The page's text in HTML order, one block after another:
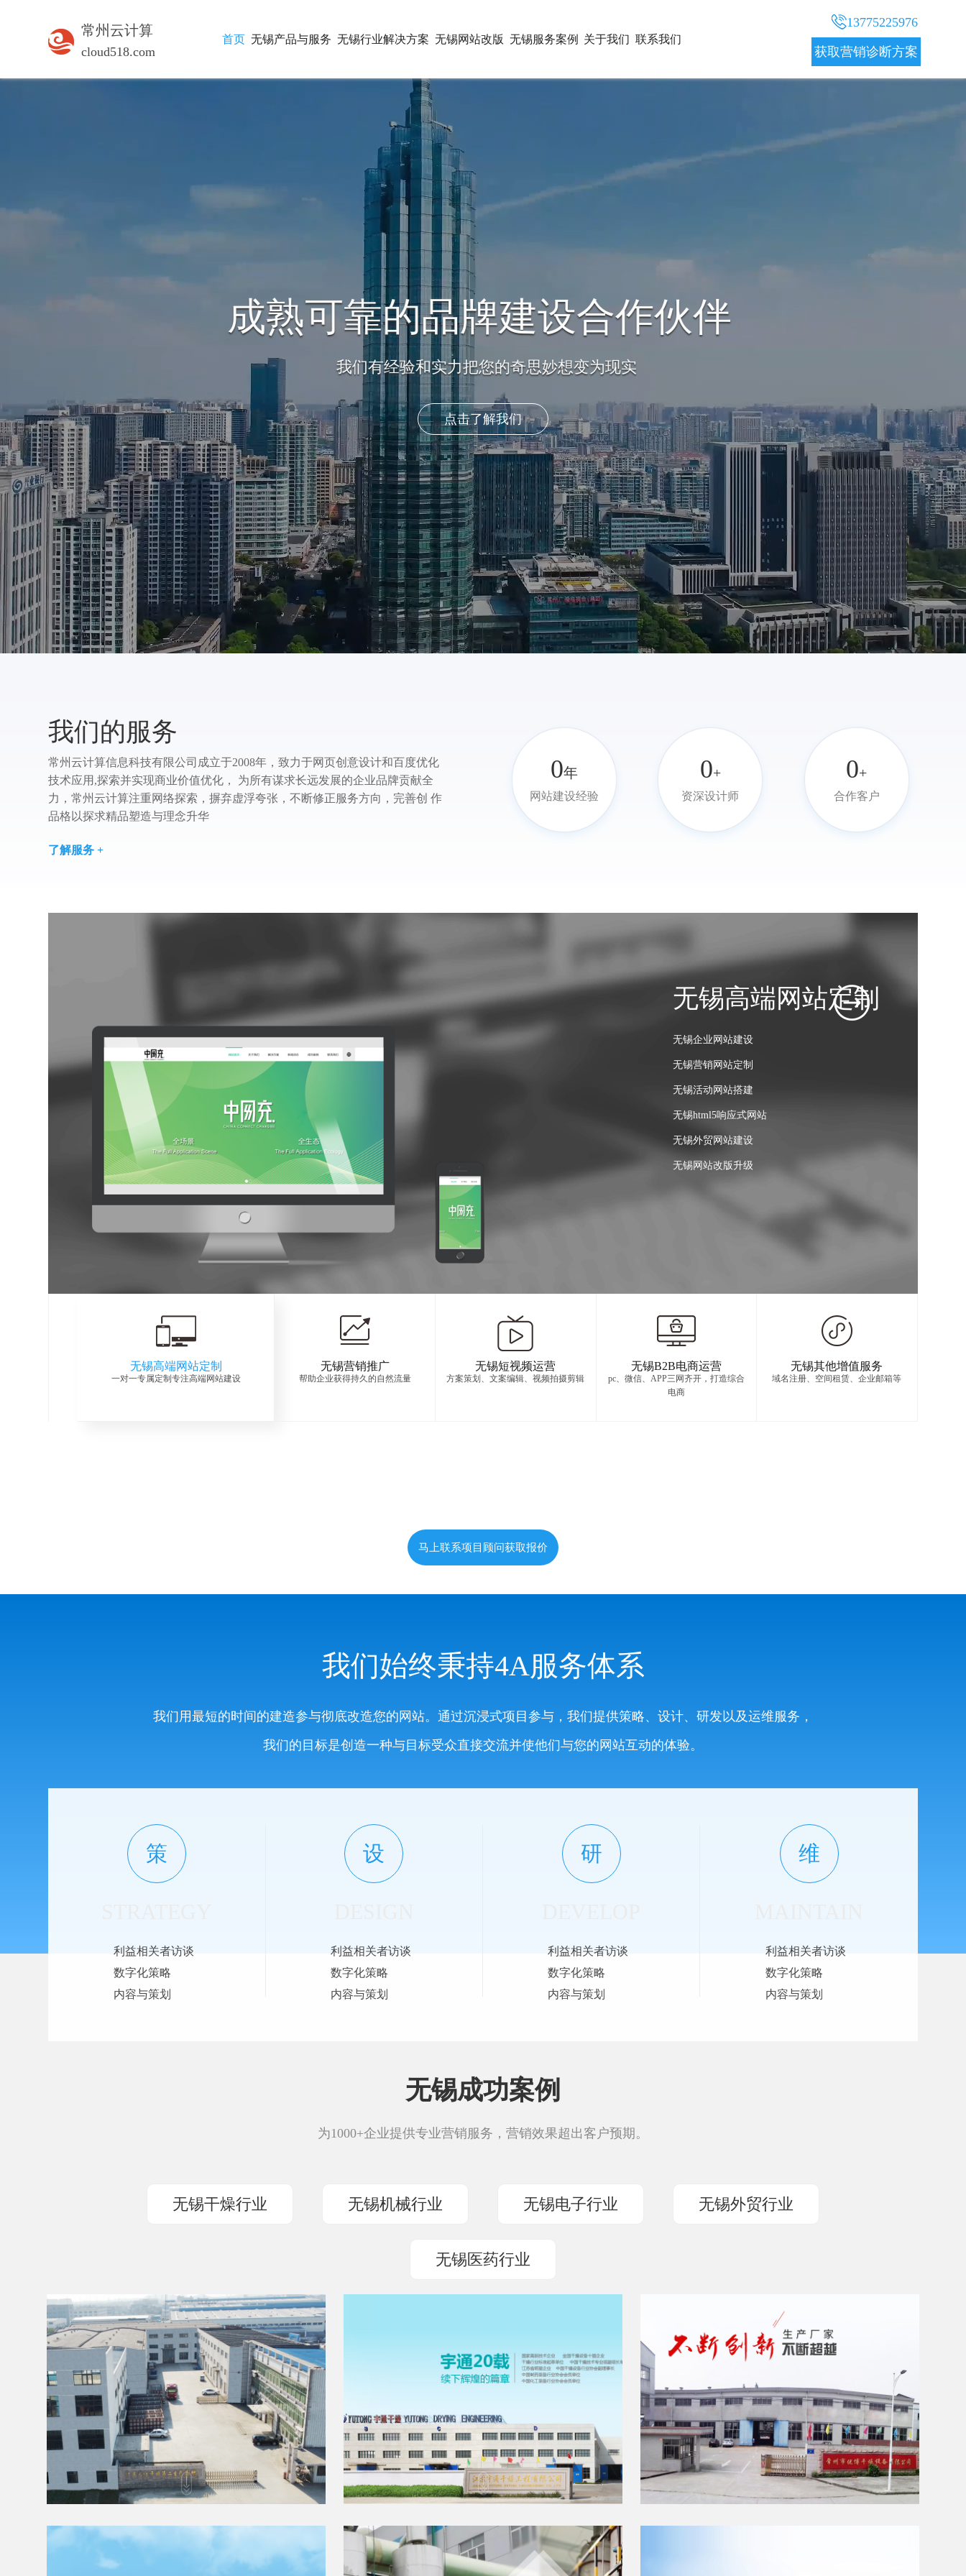
常州云计算
cloud518.com
首页 无锡产品与服务 无锡行业解决方案 无锡网站改版 无锡服务案例 关于我们 联系我们
13775225976
获取营销诊断方案
点击了解我们
我们的服务
常州云计算信息科技有限公司成立于2008年，致力于网页创意设计和百度优化
技术应用,探索并实现商业价值优化， 为所有谋求长远发展的企业品牌贡献全
力，常州云计算注重网络探索，摒弃虚浮夸张，不断修正服务方向，完善创 作
品格以探求精品塑造与理念升华
了解服务 +
0年
网站建设经验
0+
资深设计师
0+
合作客户
无锡高端网站定制
无锡企业网站建设
无锡营销网站定制
无锡活动网站搭建
无锡html5响应式网站
无锡外贸网站建设
无锡网站改版升级
无锡营销推广
无锡百度竞价托管
无锡SEO优化
无锡MEO优化
无锡新媒体运营推广
无锡短视频运营
无锡内容策划
无锡视频拍摄剪辑
无锡矩阵账号孵化
无锡运营推广
无锡数据分析优化
无锡B2B电商运营
无锡B2B电商定制
无锡B2C电商定制
无锡多矩阵运营服务
无锡电商整体解决方案
无锡电商店铺装修
无锡其他增值服务
无锡域名注册
无锡空间租赁
无锡企业邮箱
无锡高端网站定制
一对一专属定制专注高端网站建设
无锡营销推广
帮助企业获得持久的自然流量
无锡短视频运营
方案策划、文案编辑、视频拍摄剪辑
无锡B2B电商运营
pc、微信、APP三网齐开，打造综合
电商
无锡其他增值服务
域名注册、空间租赁、企业邮箱等
马上联系项目顾问获取报价
我们始终秉持4A服务体系
我们用最短的时间的建造参与彻底改造您的网站。通过沉浸式项目参与，我们提供策略、设计、研发以及运维服务，
我们的目标是创造一种与目标受众直接交流并使他们与您的网站互动的体验。
策
利益相关者访谈
数字化策略
内容与策划
设
利益相关者访谈
数字化策略
内容与策划
研
利益相关者访谈
数字化策略
内容与策划
维
利益相关者访谈
数字化策略
内容与策划
无锡成功案例
为1000+企业提供专业营销服务，营销效果超出客户预期。
无锡干燥行业 无锡机械行业 无锡电子行业 无锡外贸行业
无锡医药行业